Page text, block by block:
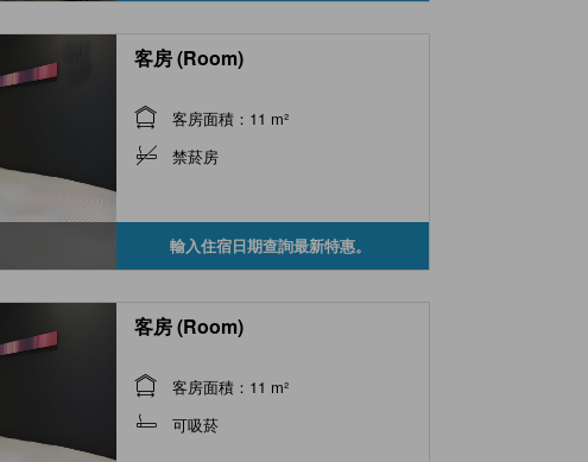
客房 (Room)
客房面積：11 m²
禁菸房
輸入住宿日期查詢最新特惠。
客房 (Room)
客房面積：11 m²
可吸菸